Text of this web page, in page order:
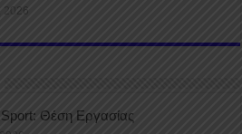
2026
Θέση Εργασίας